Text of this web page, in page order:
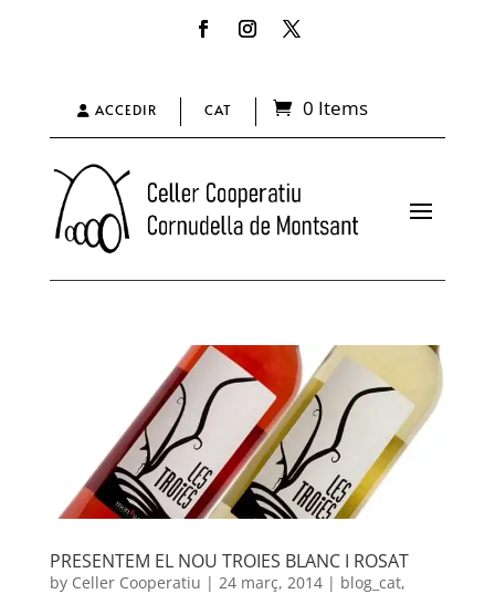
ACCEDIR CAT 0 Items
PRESENTEM EL NOU TROIES BLANC I ROSAT
by Celler Cooperatiu | 24 març, 2014| blog_cat,